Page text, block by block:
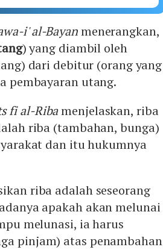
i' al-Bayanmenerangkan,
) yang diambil oleh
dari debitur (orang yang
pembayaran utang.
fi al-Ribamenjelaskan, riba
riba (tambahan, bunga)
dan itu hukumnya
riba adalah seseorang
apakah akan melunai
melunasi, ia harus
pinjam) atas penambahan